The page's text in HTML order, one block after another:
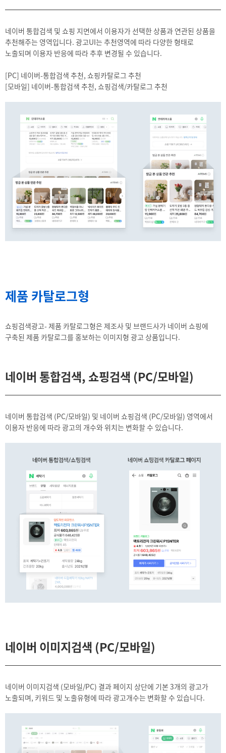
네이버 통합검색 및 쇼핑 지면에서 이용자가 선택한 상품과 연관된 상품을
추천해주는 영역입니다. 광고UI는 추천영역에 따라 다양한 형태로
노출되며 이용자 반응에 따라 추후 변경될 수 있습니다.
[PC] 네이버-통합검색 추천, 쇼핑카탈로그 추천
[모바일] 네이버-통합검색 추천, 쇼핑검색/카탈로그 추천
제품 카탈로그형
쇼핑검색광고- 제품 카탈로그형은 제조사 및 브랜드사가 네이버 쇼핑에
구축된 제품 카탈로그를 홍보하는 이미지형 광고 상품입니다.
네이버 통합검색, 쇼핑검색 (PC/모바일)
네이버 통합검색 (PC/모바일) 및 네이버 쇼핑검색 (PC/모바일) 영역에서
이용자 반응에 따라 광고의 개수와 위치는 변화할 수 있습니다.
네이버 이미지검색 (PC/모바일)
네이버 이미지검색 (모바일/PC) 결과 페이지 상단에 기본 3개의 광고가
노출되며, 키워드 및 노출유형에 따라 광고개수는 변화할 수 있습니다.